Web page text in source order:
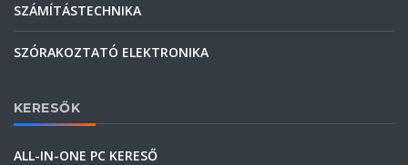
SZÁMÍTÁSTECHNIKA
SZÓRAKOZTATÓ ELEKTRONIKA
KERESŐK
ALL-IN-ONE PC KERESŐ